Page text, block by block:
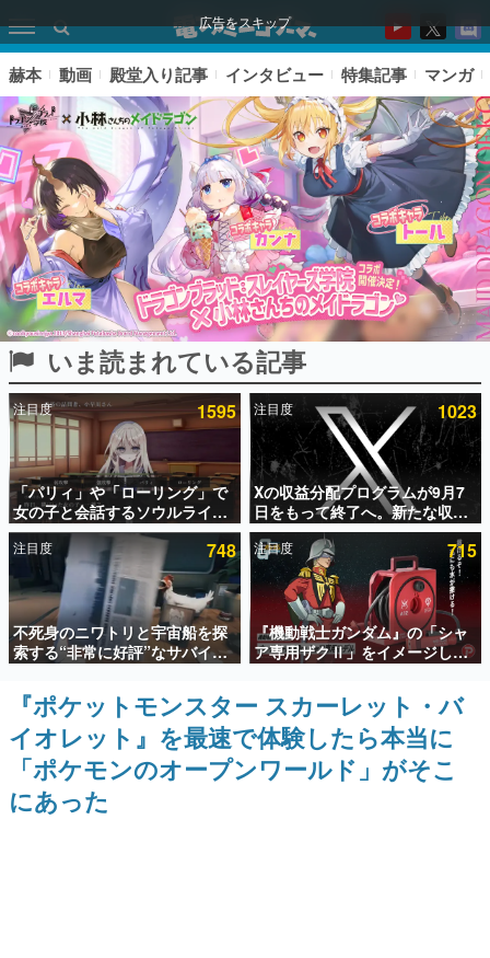
広告をスキップ
ピックアップ
電ファミのいま読まれている記事ランキング
アプリセール情報
インタビュー
連載・特集一覧
殿堂入り記事
SNS拡散数が数千以上！ ページビュー数万以上！ などな
ど。多くの人々に読まれた、電ファミ渾身の“殿堂入り”記
事をまとめました。
ゲームの企画書
名作ゲームクリエイターの方々に製作時のエピソードをお
聞きし、ヒットする企画（ゲーム）とは何か？を探ってい
きます。
赫本 動画 殿堂入り記事 インタビュー 特集記事 マンガ
いま読まれている記事
注目度 1595
「パリィ」や「ローリング」で
女の子と会話するソウルライク
恋愛ゲーム『小早川さんはソウ
ルライク』無料公開。返事に失
敗すると「YOU DIED」
注目度 1023
Xの収益分配プログラムが9月7
日をもって終了へ。新たな収益
化制度「Original Content
Rewards Program」を発表
注目度 748
不死身のニワトリと宇宙船を探
索する“非常に好評”なサバイバ
ルゲーム『Breathedge』が無
料で配布中。入手できる期間は8
月10日まで
注目度 715
『機動戦士ガンダム』の「シャ
ア専用ザクⅡ」をイメージした
散水ホースリールが予約開始。
ークやジオン公国軍のエンブレ
ム、型式番号などを配置
『ポケットモンスター スカーレット・バ
イオレット』を最速で体験したら本当に
「ポケモンのオープンワールド」がそこ
にあった